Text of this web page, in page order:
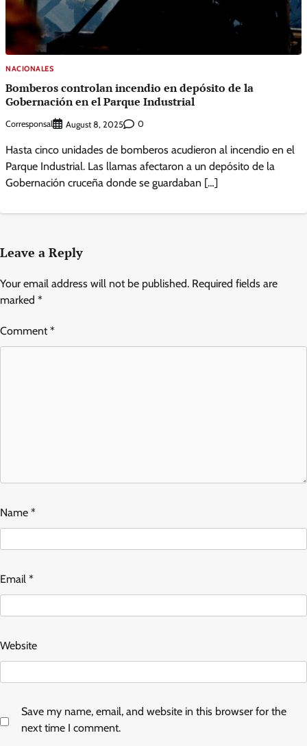
NACIONALES
Bomberos controlan incendio en depósito de la
Gobernación en el Parque Industrial
Corresponsal August 8, 2025 0
Hasta cinco unidades de bomberos acudieron al incendio en el
Parque Industrial. Las llamas afectaron a un depósito de la
Gobernación cruceña donde se guardaban […]
Leave a Reply
Your email address will not be published. Required fields are
marked *
Comment*
Name *
Email *
Website
Save my name, email, and website in this browser for the
next time I comment.